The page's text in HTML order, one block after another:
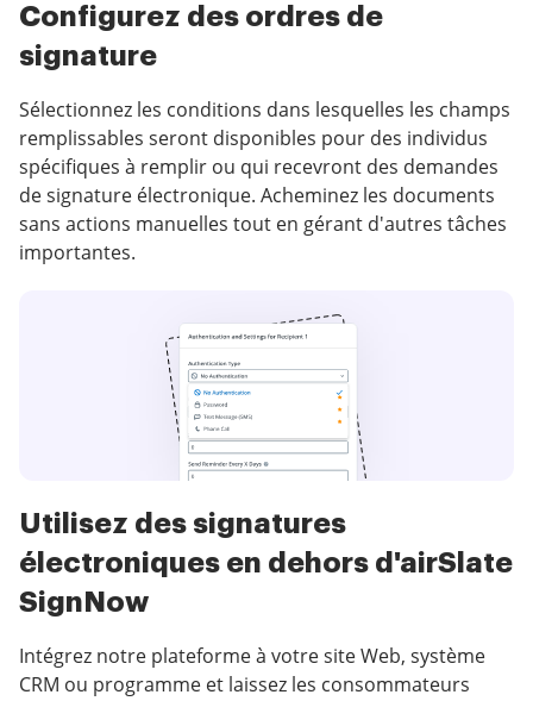
Configurez des ordres de
signature
Sélectionnez les conditions dans lesquelles les champs
remplissables seront disponibles pour des individus
spécifiques à remplir ou qui recevront des demandes
de signature électronique. Acheminez les documents
sans actions manuelles tout en gérant d'autres tâches
importantes.
Utilisez des signatures
électroniques en dehors d'airSlate
SignNow
Intégrez notre plateforme à votre site Web, système
CRM ou programme et laissez les consommateurs